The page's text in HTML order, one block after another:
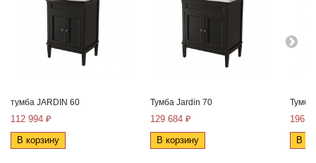
тумба JARDIN 60
112 994 ₽
В корзину
Тумба Jardin 70
129 684 ₽
В корзину
Тумба
196
В